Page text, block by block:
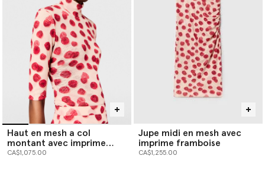
Haut en mesh a col
montant avec imprime
framboise
CA$1,075.00
Jupe midi en mesh avec
imprime framboise
CA$1,255.00